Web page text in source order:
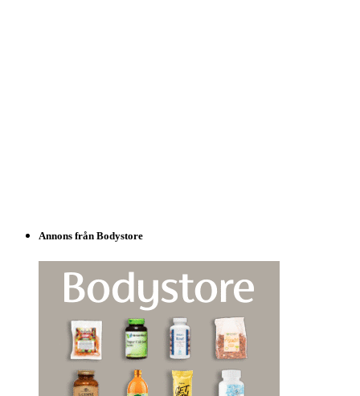
Annons från Bodystore